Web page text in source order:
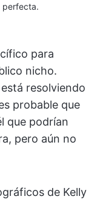
perfecta.
para
nicho.
resolviendo
probable que
que podrían
pero aún no
de Kelly